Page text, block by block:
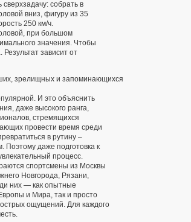
собрать в
вниз, фигуру из 35
250 км/ч.
при большом
значения. Чтобы
зависит от
зрелищных и запоминающихся
И это объяснить
даже высокого ранга,
стремящихся
провести время среди
в рутину –
Поэтому даже подготовка к
процесс.
спортсмены из Москвы
Новгорода, Рязани,
них — как опытные
и Мира, так и просто
ощущений. Для каждого